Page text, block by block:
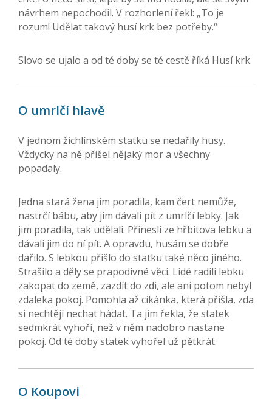
návrhem nepochodil. V rozhorlení řekl: „To je
rozum! Udělat takový husí krk bez potřeby.“
Slovo se ujalo a od té doby se té cestě říká Husí krk.
O umrlčí hlavě
V jednom žichlínském statku se nedařily husy.
Vždycky na ně přišel nějaký mor a všechny
popadaly.
Jedna stará žena jim poradila, kam čert nemůže,
nastrčí bábu, aby jim dávali pít z umrlčí lebky. Jak
jim poradila, tak udělali. Přinesli ze hřbitova lebku a
dávali jim do ní pít. A opravdu, husám se dobře
dařilo. S lebkou přišlo do statku také něco jiného.
Strašilo a děly se prapodivné věci. Lidé radili lebku
zakopat do země, zazdít do zdi, ale ani potom nebyl
zdaleka pokoj. Pomohla až cikánka, která přišla, zda
si nechtějí nechat hádat. Ta jim řekla, že statek
sedmkrát vyhoří, než v něm nadobro nastane
pokoj. Od té doby statek vyhořel už pětkrát.
O Koupovi